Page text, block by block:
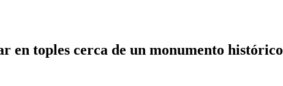
en toples cerca de un monumento histórico